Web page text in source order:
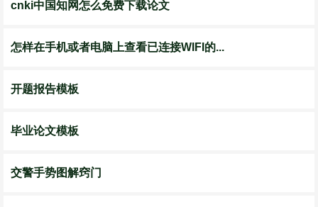
cnki中国知网怎么免费下载论文
怎样在手机或者电脑上查看已连接WIFI的...
开题报告模板
毕业论文模板
交警手势图解窍门